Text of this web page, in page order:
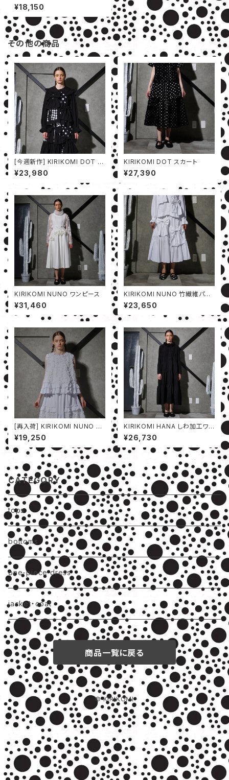
¥18,150
その他の商品
[今週新作] KIRIKOMI DOT シ
ャツ
¥23,980
KIRIKOMI DOT スカート
¥27,390
KIRIKOMI NUNO ワンピース
¥31,460
KIRIKOMI NUNO 竹繊維パン
ツ
¥23,650
[再入荷] KIRIKOMI NUNO ベ
スト
¥19,250
KIRIKOMI HANA しわ加工ワン
ピース
¥26,730
CATEGORY
tops
bottoms
one-piece dress
jacket・coat
商品一覧に戻る
© KIRIKOMI